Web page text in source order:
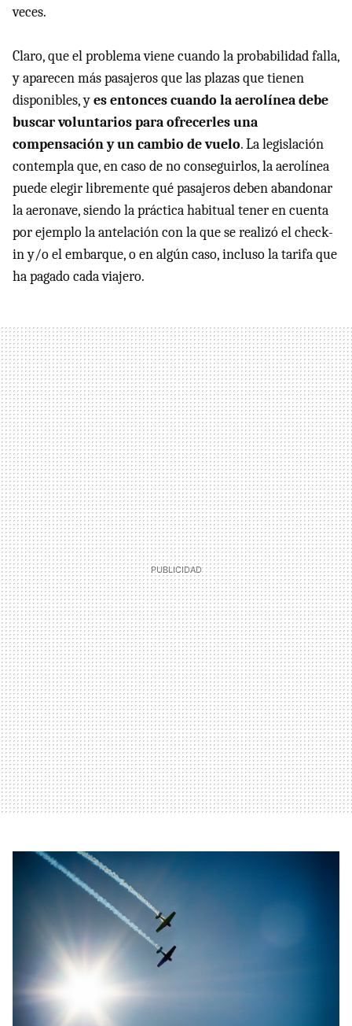
veces.
Claro, que el problema viene cuando la probabilidad falla,
y aparecen más pasajeros que las plazas que tienen
disponibles, yes entonces cuando la aerolínea debe
buscar voluntarios para ofrecerles una
compensación y un cambio de vuelo. La legislación
contempla que, en caso de no conseguirlos, la aerolínea
puede elegir libremente qué pasajeros deben abandonar
la aeronave, siendo la práctica habitual tener en cuenta
por ejemplo la antelación con la que se realizó el check-
in y/o el embarque, o en algún caso, incluso la tarifa que
ha pagado cada viajero.